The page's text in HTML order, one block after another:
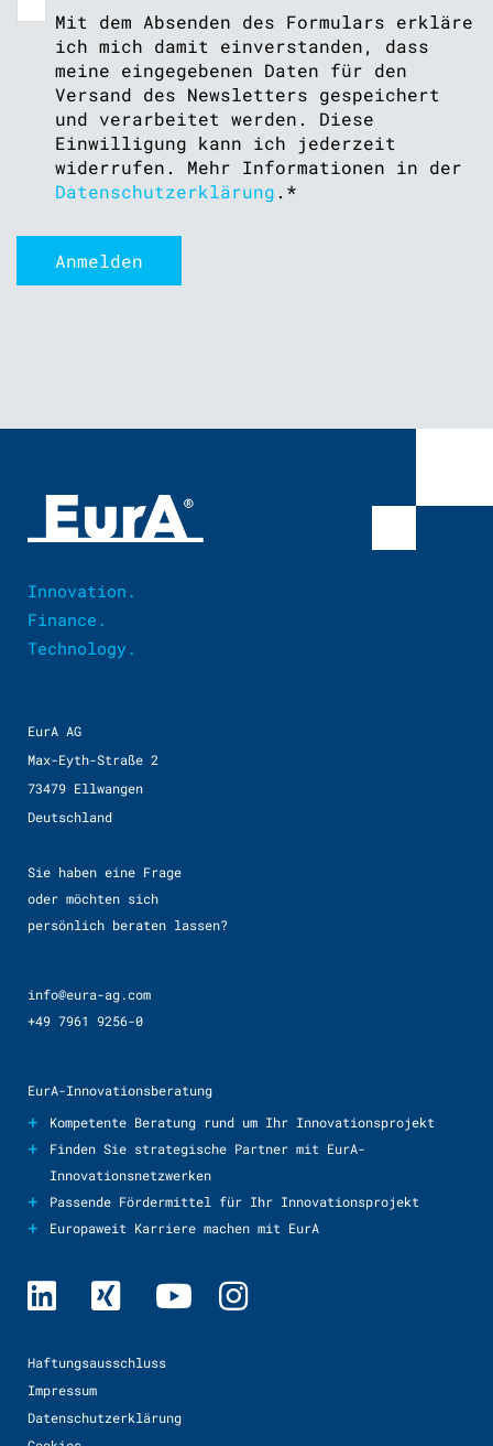
Mit dem Absenden des Formulars erkläre
ich mich damit einverstanden, dass
meine eingegebenen Daten für den
Versand des Newsletters gespeichert
und verarbeitet werden. Diese
Einwilligung kann ich jederzeit
widerrufen. Mehr Informationen in der
Datenschutzerklärung . *
Innovation.
Finance.
Technology.
EurA AG
Max-Eyth-Straße 2
73479 Ellwangen
Deutschland
Sie haben eine Frage
oder möchten sich
persönlich beraten lassen?
info@eura-ag.com
+49 7961 9256-0
EurA-Innovationsberatung
+ Kompetente Beratung rund um Ihr Innovationsprojekt
+
Finden Sie strategische Partner mit EurA-
Innovationsnetzwerken
+ Passende Fördermittel für Ihr Innovationsprojekt
+ Europaweit Karriere machen mit EurA
Haftungsausschluss
Impressum
Datenschutzerklärung